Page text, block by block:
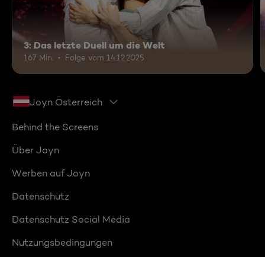
3: Das letzte Duell um die Welt
167 Min. Folge vom 14.12.2025
Joyn Österreich
Behind the Screens
Über Joyn
Werben auf Joyn
Datenschutz
Datenschutz Social Media
Nutzungsbedingungen